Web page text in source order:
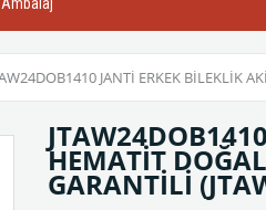
JANTİ ERKEK BİLEKLİK
HEMATİT
GARANTİLİ